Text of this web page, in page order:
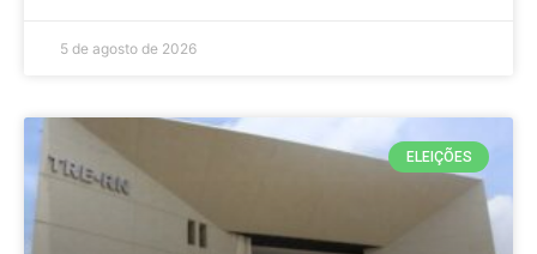
5 de agosto de 2026
ELEIÇÕES